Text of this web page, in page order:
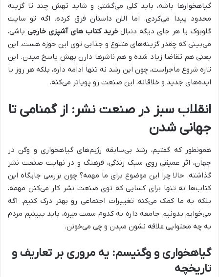
گیاهخوارها باشه، باید کلی می‌گشتی و شاید تهش چند تا گزینه
محدود پیدا می‌کردی. اما الان داستان فرق کرده. اگه تو سایت
گلوبوک یا هر جای دیگه دنبالخرید کتاب‌ های آشپزی خارجی باشی،
می‌بینی که چقدر گزینه‌های متنوع و جذابی توی این حوزه هست. این
یعنی هم تقاضا زیاد شده و هم ناشرها دارن بهش پاسخ میدن. این
تازه شروع ماجراست، چون این رشد نه تنها ادامه داره، بلکه هر روز با
ایده‌های جدید و خلاقانه، این صنعت رو پویاتر می‌کنه.
انقلاب سبز در صنعت نشر: از گمنامی تا
جهانی شدن
همونطور که گفتیم، رشد بی‌سابقه رژیم‌های گیاهخواری و وگن در
جهان، اثر عمیقی روی سبک زندگی، فرهنگ و در نهایت صنعت نشر
گذاشته. حالا چرا این موضوع برای ما مهمه؟ چون بررسی جایگاه این
کتاب‌ها نه تنها برای کسایی که توی صنعت نشر کار می‌کنن مهمه،
بلکه به ما کمک می‌کنه تغییرات اجتماعی رو بهتر درک کنیم. اگه
می‌خوایم بدونیم جامعه داره به کدوم سمت میره، باید ببینیم مردم
به چه محتوایی علاقه نشون میدن و چی می‌خونن.
گیاهخواری و وگنیسم: یه مروری بر تعاریف و
تاریخچه